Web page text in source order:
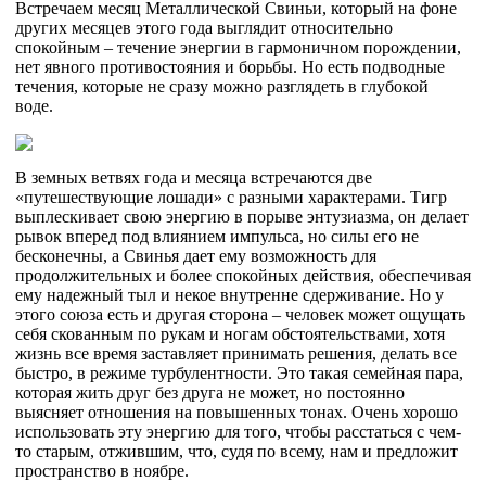
Встречаем месяц Металлической Свиньи, который на фоне
других месяцев этого года выглядит относительно
спокойным – течение энергии в гармоничном порождении,
нет явного противостояния и борьбы. Но есть подводные
течения, которые не сразу можно разглядеть в глубокой
воде.
В земных ветвях года и месяца встречаются две
«путешествующие лошади» с разными характерами. Тигр
выплескивает свою энергию в порыве энтузиазма, он делает
рывок вперед под влиянием импульса, но силы его не
бесконечны, а Свинья дает ему возможность для
продолжительных и более спокойных действия, обеспечивая
ему надежный тыл и некое внутренне сдерживание. Но у
этого союза есть и другая сторона – человек может ощущать
себя скованным по рукам и ногам обстоятельствами, хотя
жизнь все время заставляет принимать решения, делать все
быстро, в режиме турбулентности. Это такая семейная пара,
которая жить друг без друга не может, но постоянно
выясняет отношения на повышенных тонах. Очень хорошо
использовать эту энергию для того, чтобы расстаться с чем-
то старым, отжившим, что, судя по всему, нам и предложит
пространство в ноябре.